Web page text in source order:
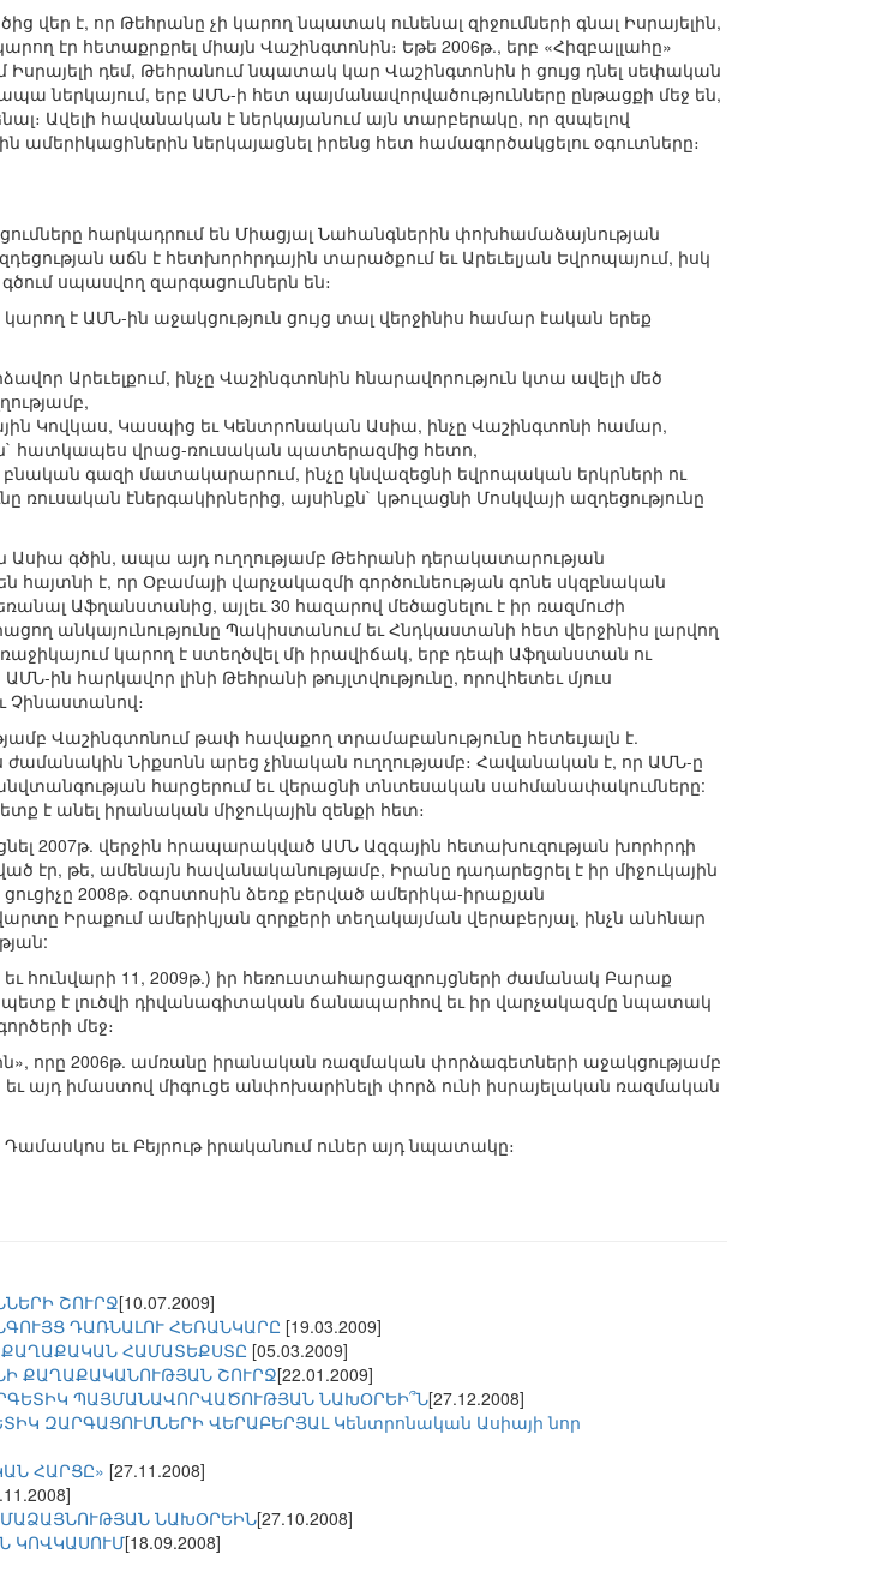
վեր է, որ Թեհրանը չի կարող նպատակ ունենալ զիջումների գնալ Իսրայելին,
էր հետաքրքրել միայն Վաշինգտոնին։ Եթե 2006թ., երբ «Հիզբալլահը»
դեմ, Թեհրանում նպատակ կար Վաշինգտոնին ի ցույց դնել սեփական
ներկայում, երբ ԱՄՆ-ի հետ պայմանավորվածությունները ընթացքի մեջ են,
Ավելի հավանական է ներկայանում այն տարբերակը, որ զսպելով
ամերիկացիներին ներկայացնել իրենց հետ համագործակցելու օգուտները։
հարկադրում են Միացյալ Նահանգներին փոխհամաձայնության
աճն է հետխորհրդային տարածքում եւ Արեւելյան Եվրոպայում, իսկ
սպասվող զարգացումներն են։
է ԱՄՆ-ին աջակցություն ցույց տալ վերջինիս համար էական երեք
Արեւելքում, ինչը Վաշինգտոնին հնարավորություն կտա ավելի մեծ
Կովկաս, Կասպից եւ Կենտրոնական Ասիա, ինչը Վաշինգտոնի համար,
հատկապես վրաց-ռուսական պատերազմից հետո,
գազի մատակարարում, ինչը կնվազեցնի եվրոպական երկրների ու
էներգակիրներից, այսինքն` կթուլացնի Մոսկվայի ազդեցությունը
գծին, ապա այդ ուղղությամբ Թեհրանի դերակատարության
հայտնի է, որ Օբամայի վարչակազմի գործունեության գոնե սկզբնական
Աֆղանստանից, այլեւ 30 հազարով մեծացնելու է իր ռազմուժի
անկայունությունը Պակիստանում եւ Հնդկաստանի հետ վերջինիս լարվող
կարող է ստեղծվել մի իրավիճակ, երբ դեպի Աֆղանստան ու
ին հարկավոր լինի Թեհրանի թույլտվությունը, որովհետեւ մյուս
Չինաստանով։
Վաշինգտոնում թափ հավաքող տրամաբանությունը հետեւյալն է.
Նիքսոնն արեց չինական ուղղությամբ։ Հավանական է, որ ԱՄՆ-ը
հարցերում եւ վերացնի տնտեսական սահմանափակումները:
է անել իրանական միջուկային զենքի հետ։
2007թ. վերջին հրապարակված ԱՄՆ Ազգային հետախուզության խորհրդի
էր, թե, ամենայն հավանականությամբ, Իրանը դադարեցրել է իր միջուկային
2008թ. օգոստոսին ձեռք բերված ամերիկա-իրաքյան
Իրաքում ամերիկյան զորքերի տեղակայման վերաբերյալ, ինչն անհնար
հունվարի 11, 2009թ.) իր հեռուստահարցազրույցների ժամանակ Բարաք
է լուծվի դիվանագիտական ճանապարհով եւ իր վարչակազմը նպատակ
մեջ։
որը 2006թ. ամռանը իրանական ռազմական փորձագետների աջակցությամբ
այդ իմաստով միգուցե անփոխարինելի փորձ ունի իսրայելական ռազմական
Դամասկոս եւ Բեյրութ իրականում ուներ այդ նպատակը։
ՇՈՒՐՋ[10.07.2009]
ԴԱՌՆԱԼՈՒ ՀԵՌԱՆԿԱՐԸ [19.03.2009]
ՀԱՄԱՏԵՔՍՏԸ [05.03.2009]
ՔԱՂԱՔԱԿԱՆՈՒԹՅԱՆ ՇՈՒՐՋ[22.01.2009]
ՊԱՅՄԱՆԱՎՈՐՎԱԾՈՒԹՅԱՆ ՆԱԽՕՐԵԻ՞Ն[27.12.2008]
ԶԱՐԳԱՑՈՒՄՆԵՐԻ ՎԵՐԱԲԵՐՅԱԼ Կենտրոնական Ասիայի նոր
ՀԱՐՑԸ» [27.11.2008]
ՆԱԽՕՐԵԻՆ[27.10.2008]
ԿՈՎԿԱՍՈՒՄ[18.09.2008]